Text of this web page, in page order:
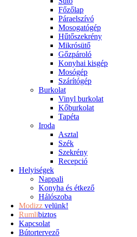
Főzőlap
Páraelszívó
Mosogatógép
Hűtőszekrény
Mikrósütő
Gőzpároló
Konyhai kisgép
Mosógép
Szárítógép
Burkolat
Vinyl burkolat
Kőburkolat
Tapéta
Iroda
Asztal
Szék
Szekrény
Recepció
Helyiségek
Nappali
Konyha és étkező
Hálószoba
Modizz velünk!
Rumlibiztos
Kapcsolat
Bútortervező